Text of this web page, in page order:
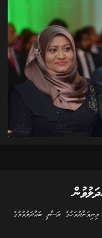
2018: ދިވެހި ރާއްޖޭގެ 53 ވަނަ މިނިވަންދުވަހުގެ ރަސްމީ ބައްދަލުވުމުގެ